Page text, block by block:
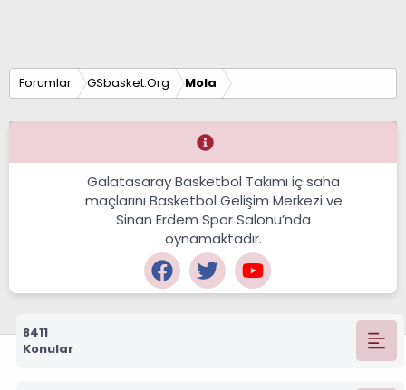
Forumlar GSbasket.Org Mola
Galatasaray Basketbol Takımı iç saha
maçlarını Basketbol Gelişim Merkezi ve
Sinan Erdem Spor Salonu’nda
oynamaktadır.
8411
Konular